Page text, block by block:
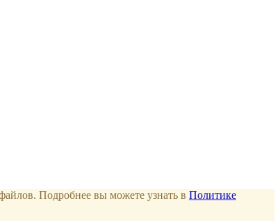
Подробнее вы можете узнать в Политике